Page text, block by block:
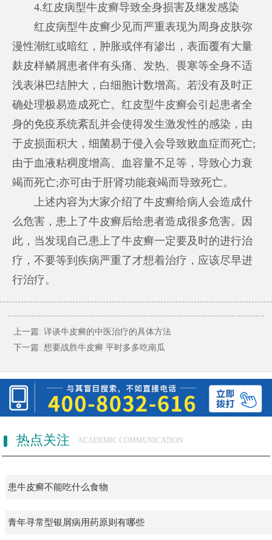
4.红皮病型牛皮癣导致全身损害及继发感染
红皮病型牛皮癣少见而严重表现为周身皮肤弥
漫性潮红或暗红，肿胀或伴有渗出，表面覆有大量
麸皮样鳞屑患者伴有头痛、发热、畏寒等全身不适
浅表淋巴结肿大，白细胞计数增高。若没有及时正
确处理极易造成死亡。红皮型牛皮癣会引起患者全
身的免疫系统紊乱并会使得发生激发性的感染，由
于皮损面积大，细菌易于侵入会导致败血症而死亡;
由于血液粘稠度增高、血容量不足等，导致心力衰
竭而死亡;亦可由于肝肾功能衰竭而导致死亡。
上述内容为大家介绍了牛皮癣给病人会造成什
么危害，患上了牛皮癣后给患者造成很多危害。因
此，当发现自己患上了牛皮癣一定要及时的进行治
疗，不要等到疾病严重了才想着治疗，应该尽早进
行治疗。
上一篇: 详谈牛皮癣的中医治疗的具体方法
下一篇: 想要战胜牛皮癣 平时多多吃南瓜
热点关注 ACADEMIC COMMUNICATION
患牛皮癣不能吃什么食物
青年寻常型银屑病用药原则有哪些